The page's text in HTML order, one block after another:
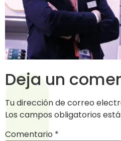
Deja un
Tu dirección de correo
Los campos obligatorios
Comentario *